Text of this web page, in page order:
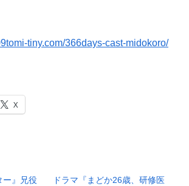
tiny.com/366days-cast-midokoro/
X
ー』兄役
ドラマ『まどか26歳、研修医